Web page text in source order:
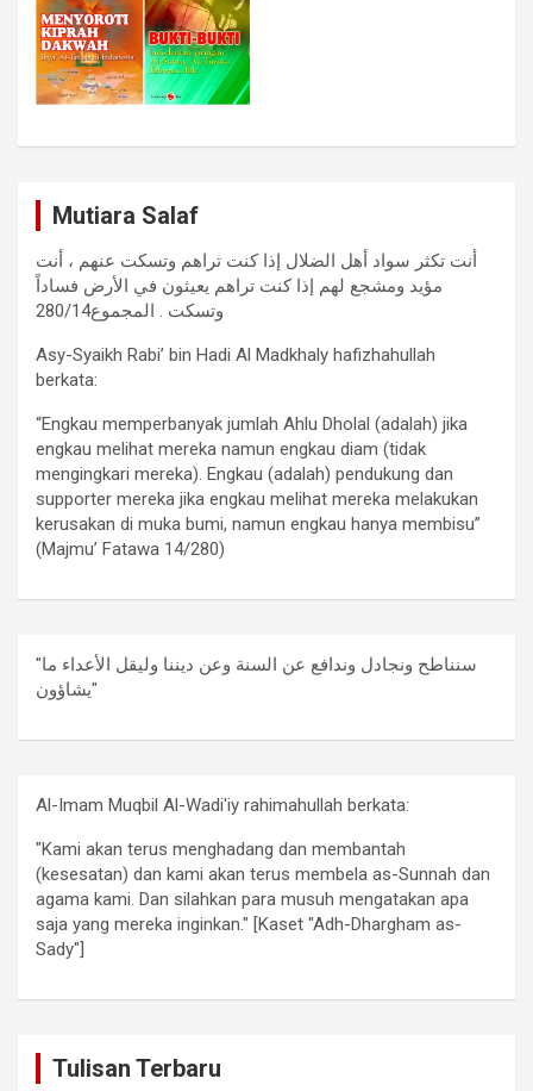
Mutiara Salaf
أنت تكثر سواد أهل الضلال إذا كنت تراهم وتسكت عنهم ، أنت
مؤيد ومشجع لهم إذا كنت تراهم يعيثون في الأرض فساداً
وتسكت . المجموع280/14
Asy-Syaikh Rabi’ bin Hadi Al Madkhaly hafizhahullah
berkata:
“Engkau memperbanyak jumlah Ahlu Dholal (adalah) jika
engkau melihat mereka namun engkau diam (tidak
mengingkari mereka). Engkau (adalah) pendukung dan
supporter mereka jika engkau melihat mereka melakukan
kerusakan di muka bumi, namun engkau hanya membisu”
(Majmu’ Fatawa 14/280)
"سنناطح ونجادل وندافع عن السنة وعن ديننا وليقل الأعداء ما
يشاؤون"
Al-Imam Muqbil Al-Wadi'iy rahimahullah berkata:
"Kami akan terus menghadang dan membantah
(kesesatan) dan kami akan terus membela as-Sunnah dan
agama kami. Dan silahkan para musuh mengatakan apa
saja yang mereka inginkan." [Kaset "Adh-Dhargham as-
Sady"]
Tulisan Terbaru